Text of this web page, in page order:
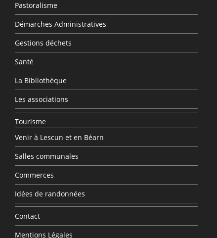
Pastoralisme
Démarches Administratives
Gestions déchets
Santé
La Bibliothèque
Les associations
Tourisme
Venir à Lescun et en Béarn
Salles communales
Commerces
Idées de randonnées
Contact
Mentions Légales